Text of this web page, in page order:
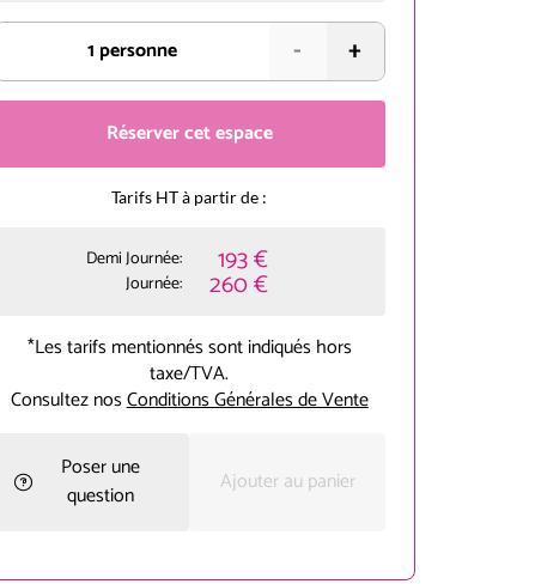
1 personne - +
Réserver cet espace
Tarifs HT à partir de :
Demi Journée: 193 €
Journée: 260 €
*Les tarifs mentionnés sont indiqués hors
taxe/TVA.
Consultez nosConditions Générales de Vente
Poser une
question
Ajouter au panier